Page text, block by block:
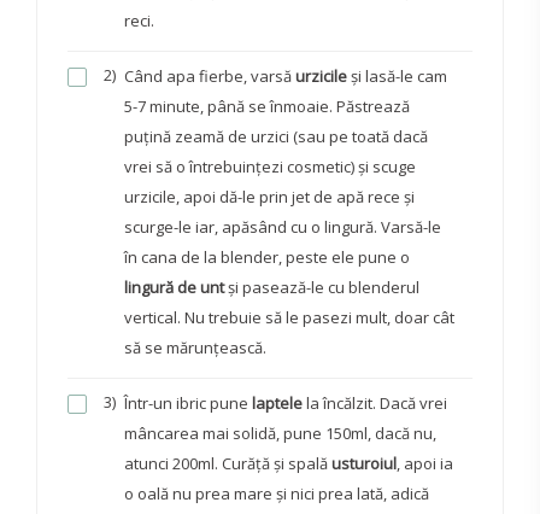
reci.
2) Când apa fierbe, varsăurzicileși lasă-le cam
5-7 minute, până se înmoaie. Păstrează
puțină zeamă de urzici (sau pe toată dacă
vrei să o întrebuințezi cosmetic) și scuge
urzicile, apoi dă-le prin jet de apă rece și
scurge-le iar, apăsând cu o lingură. Varsă-le
în cana de la blender, peste ele pune o
lingură de untși pasează-le cu blenderul
vertical. Nu trebuie să le pasezi mult, doar cât
să se mărunțească.
3) Într-un ibric pune laptelela încălzit. Dacă vrei
mâncarea mai solidă, pune 150ml, dacă nu,
atunci 200ml. Curăță și spalăusturoiul, apoi ia
o oală nu prea mare și nici prea lată, adică